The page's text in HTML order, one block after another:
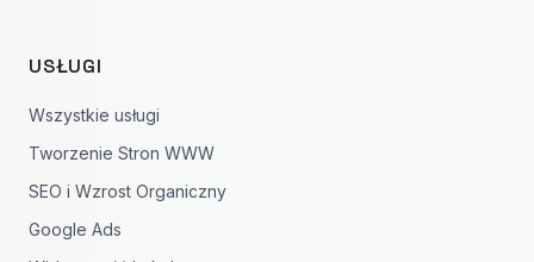
USŁUGI
Wszystkie usługi
Tworzenie Stron WWW
SEO i Wzrost Organiczny
Google Ads